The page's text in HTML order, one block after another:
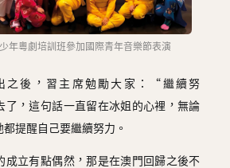
年粵劇培訓班參加國際青年音樂節表演
之後，習主席勉勵大家：“繼續努
，這句話一直留在冰姐的心裡，無論
提醒自己要繼續努力。
成立有點偶然，那是在澳門回歸之後不